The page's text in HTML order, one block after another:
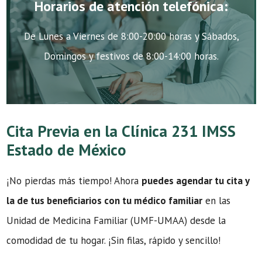
Horarios de atención telefónica:
De Lunes a Viernes de 8:00-20:00 horas y Sábados,
Domingos y festivos de 8:00-14:00 horas.
Cita Previa en la Clínica 231 IMSS
Estado de México
¡No pierdas más tiempo! Ahora puedes agendar tu cita y
la de tus beneficiarios con tu médico familiar en las
Unidad de Medicina Familiar (UMF-UMAA) desde la
comodidad de tu hogar. ¡Sin filas, rápido y sencillo!